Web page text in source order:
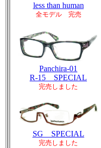
less than human
全モデル 完売
Panchira-01
R-15 SPECIAL
完売しました
SG SPECIAL
完売しました